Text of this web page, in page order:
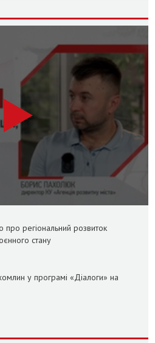
регіональний розвиток
стану
у програмі «Діалоги» на